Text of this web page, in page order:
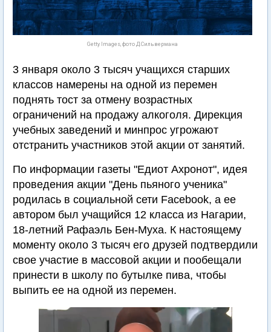
Getty Images, фото Д.Сильвермана
3 января около 3 тысяч учащихся старших
классов намерены на одной из перемен
поднять тост за отмену возрастных
ограничений на продажу алкоголя. Дирекция
учебных заведений и минпрос угрожают
отстранить участников этой акции от занятий.
По информации газеты "Едиот Ахронот", идея
проведения акции "День пьяного ученика"
родилась в социальной сети Facebook, а ее
автором был учащийся 12 класса из Нагарии,
18-летний Рафаэль Бен-Муха. К настоящему
моменту около 3 тысяч его друзей подтвердили
свое участие в массовой акции и пообещали
принести в школу по бутылке пива, чтобы
выпить ее на одной из перемен.